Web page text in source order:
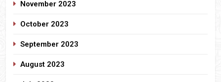
November 2023
October 2023
September 2023
August 2023